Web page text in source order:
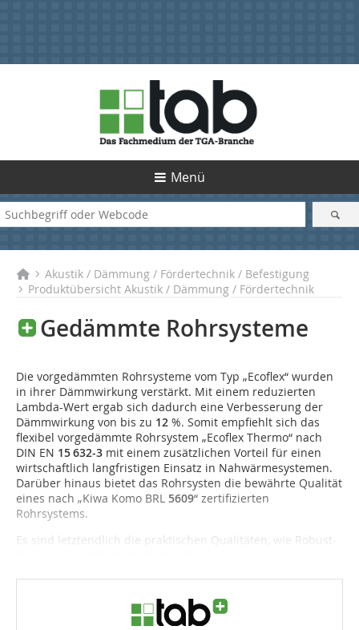
Menü
Akustik / Dämmung / Fördertechnik / Befestigung
Produktübersicht Akustik / Dämmung / Fördertechnik
Gedämmte Rohrsysteme
Die vorgedämmten Rohrsysteme vom Typ „Ecoflex“ wurden
in ihrer Dämmwirkung verstärkt. Mit einem reduzierten
Lambda-Wert ergab sich dadurch eine Verbesserung der
Dämmwirkung von bis zu 12 %. Somit empfiehlt sich das
flexibel vorgedämmte Rohrsystem „Ecoflex Thermo“ nach
DIN EN 15 632-3 mit einem zusätzlichen Vorteil für einen
wirtschaftlich langfristigen Einsatz in Nahwärmesystemen.
Darüber hinaus bietet das Rohrsysten die bewährte Qualität
eines nach „Kiwa Komo BRL 5609“ zertifizierten
Rohrsystems.
Es sind letztendlich die praktischen Qualitäten, wie Robust­